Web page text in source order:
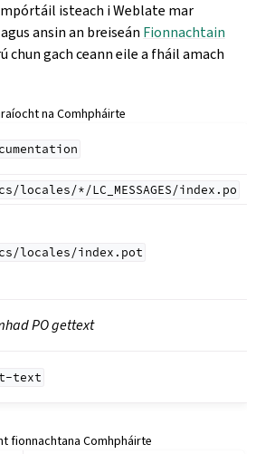
isteach i Weblate mar
ansin an breiseán Fionnachtain
chun gach ceann eile a fháil amach
na Comhpháirte
locales/*/LC_MESSAGES/index.po
locales/index.pot
PO gettext
text
fionnachtana Comhpháirte